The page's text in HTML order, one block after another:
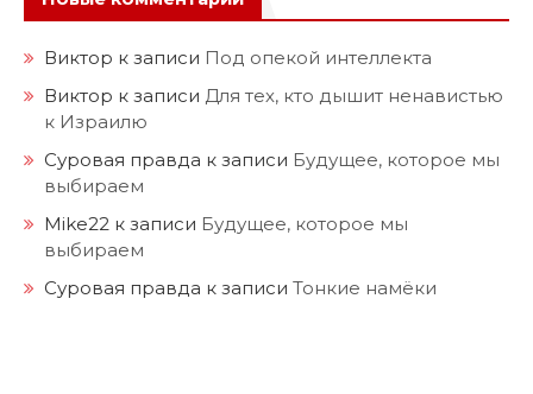
Виктор к записи Под опекой интеллекта
Виктор к записи Для тех, кто дышит ненавистью
к Израилю
Суровая правда к записи Будущее, которое мы
выбираем
Mike22 к записи Будущее, которое мы
выбираем
Суровая правда к записи Тонкие намёки